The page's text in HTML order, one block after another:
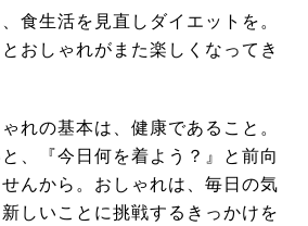
食生活を見直しダイエットを。
おしゃれがまた楽しくなってき
れの基本は、健康であること。
、『今日何を着よう？』と前向
んから。おしゃれは、毎日の気
しいことに挑戦するきっかけを